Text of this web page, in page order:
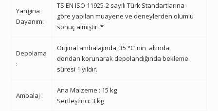
Yangına
Dayanım:
TS EN ISO 11925-2 sayılı Türk Standartlarına
göre yapılan muayene ve deneylerden olumlu
sonuç almıştır. *
Depolama
:
Orijinal ambalajında, 35 °C’ nin altında,
dondan korunarak depolandığında bekleme
süresi 1 yıldır.
Ambalaj :
Ana Malzeme : 15 kg
Sertleştirici: 3 kg